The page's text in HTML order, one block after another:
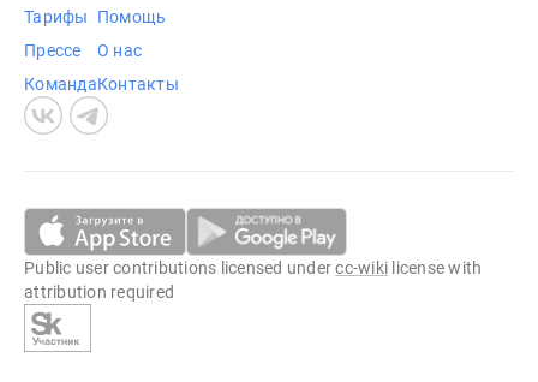
Тарифы
Прессе
Команда
Помощь
О нас
Контакты
Public user contributions licensed undercc-wiki license with
attribution required